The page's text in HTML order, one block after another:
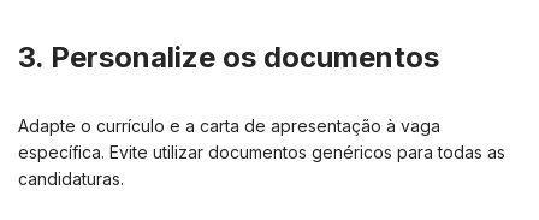
3. Personalize os documentos
Adapte o currículo e a carta de apresentação à vaga
específica. Evite utilizar documentos genéricos para todas as
candidaturas.